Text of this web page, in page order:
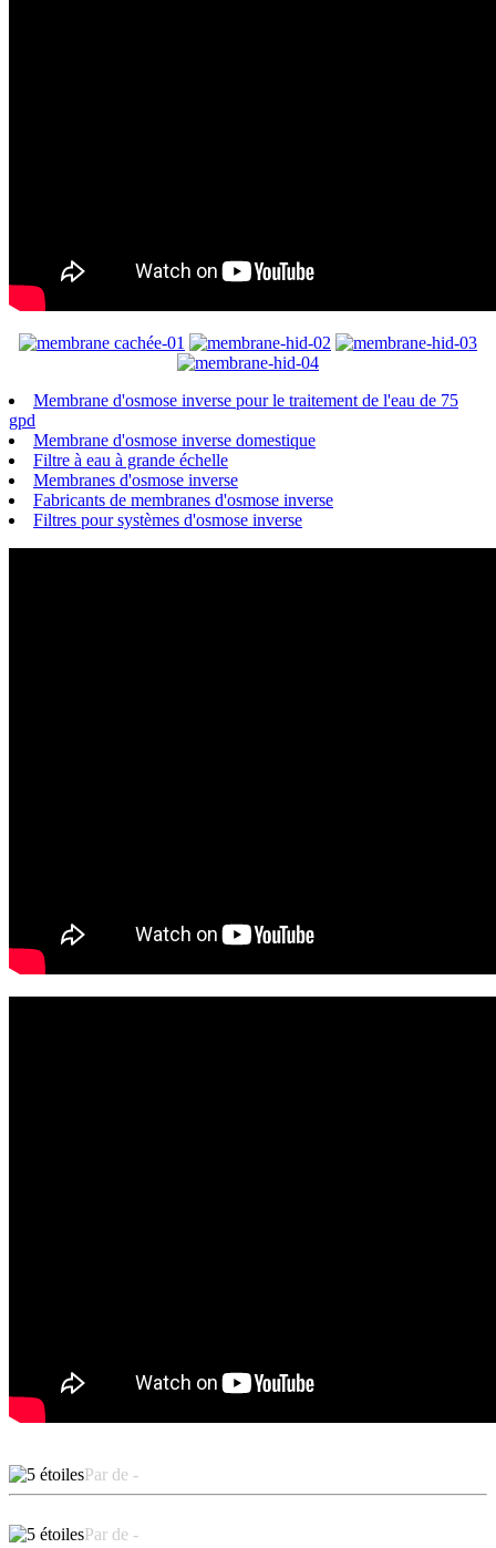
Membrane d'osmose inverse pour le traitement de l'eau de 75
gpd
Membrane d'osmose inverse domestique
Filtre à eau à grande échelle
Membranes d'osmose inverse
Fabricants de membranes d'osmose inverse
Filtres pour systèmes d'osmose inverse
Par de -
Par de -